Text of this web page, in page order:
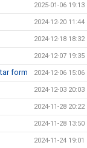
2025-01-06 19:13
2024-12-20 11:44
2024-12-18 18:32
2024-12-07 19:35
form 2024-12-06 15:06
2024-12-03 20:03
2024-11-28 20:22
2024-11-28 13:50
2024-11-24 19:01